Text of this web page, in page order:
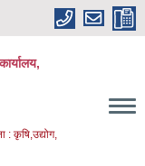
: कृषि,उद्योग,